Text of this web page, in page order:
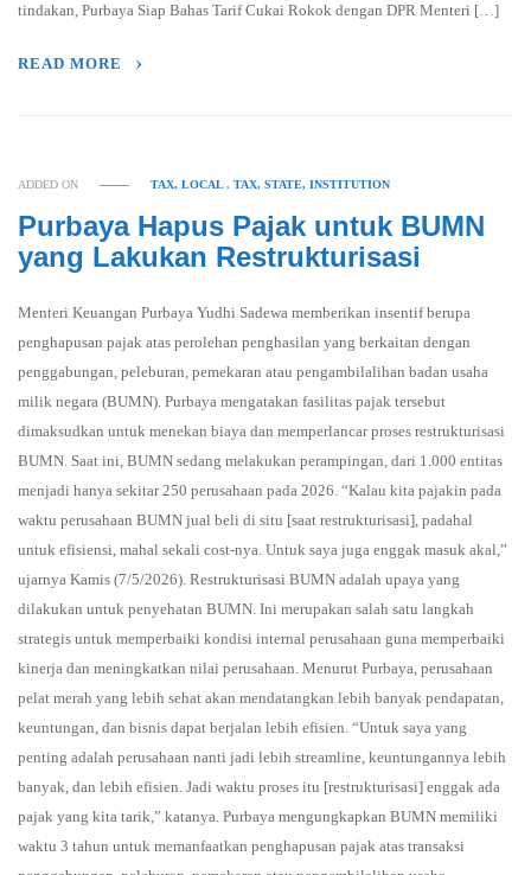
tindakan, Purbaya Siap Bahas Tarif Cukai Rokok dengan DPR Menteri […]
READ MORE
ADDED ON TAX, LOCAL,TAX, STATE, INSTITUTION
Purbaya Hapus Pajak untuk BUMN
yang Lakukan Restrukturisasi
Menteri Keuangan Purbaya Yudhi Sadewa memberikan insentif berupa
penghapusan pajak atas perolehan penghasilan yang berkaitan dengan
penggabungan, peleburan, pemekaran atau pengambilalihan badan usaha
milik negara (BUMN). Purbaya mengatakan fasilitas pajak tersebut
dimaksudkan untuk menekan biaya dan memperlancar proses restrukturisasi
BUMN. Saat ini, BUMN sedang melakukan perampingan, dari 1.000 entitas
menjadi hanya sekitar 250 perusahaan pada 2026. “Kalau kita pajakin pada
waktu perusahaan BUMN jual beli di situ [saat restrukturisasi], padahal
untuk efisiensi, mahal sekali cost-nya. Untuk saya juga enggak masuk akal,”
ujarnya Kamis (7/5/2026). Restrukturisasi BUMN adalah upaya yang
dilakukan untuk penyehatan BUMN. Ini merupakan salah satu langkah
strategis untuk memperbaiki kondisi internal perusahaan guna memperbaiki
kinerja dan meningkatkan nilai perusahaan. Menurut Purbaya, perusahaan
pelat merah yang lebih sehat akan mendatangkan lebih banyak pendapatan,
keuntungan, dan bisnis dapat berjalan lebih efisien. “Untuk saya yang
penting adalah perusahaan nanti jadi lebih streamline, keuntungannya lebih
banyak, dan lebih efisien. Jadi waktu proses itu [restrukturisasi] enggak ada
pajak yang kita tarik,” katanya. Purbaya mengungkapkan BUMN memiliki
waktu 3 tahun untuk memanfaatkan penghapusan pajak atas transaksi